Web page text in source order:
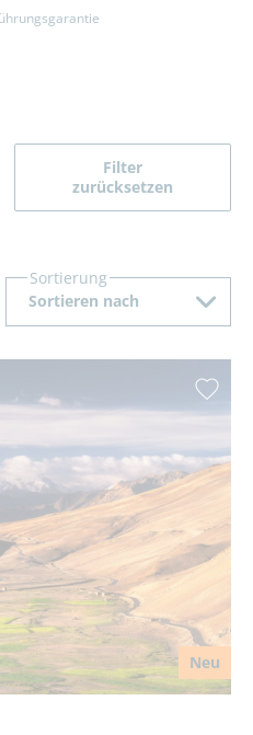
Filter
zurücksetzen
Sortierung
Sortieren nach
Neu